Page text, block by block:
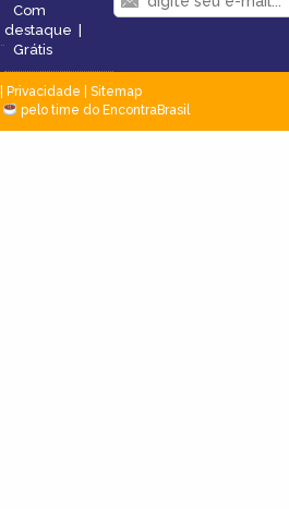
Com
destaque |
Grátis
Privacidade
Sitemap
pelo time do EncontraBrasil